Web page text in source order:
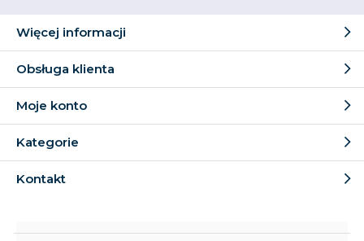
Więcej informacji
Obsługa klienta
Moje konto
Kategorie
Kontakt